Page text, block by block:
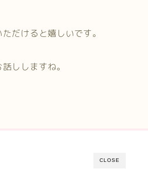
だけると嬉しいです。
ししますね。
CLOSE